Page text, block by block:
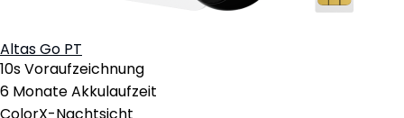
Altas Go PT
10s Voraufzeichnung
6 Monate Akkulaufzeit